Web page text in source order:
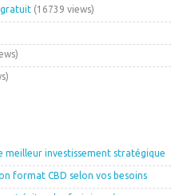
gratuit (16739 views)
investissement stratégique
format CBD selon vos besoins